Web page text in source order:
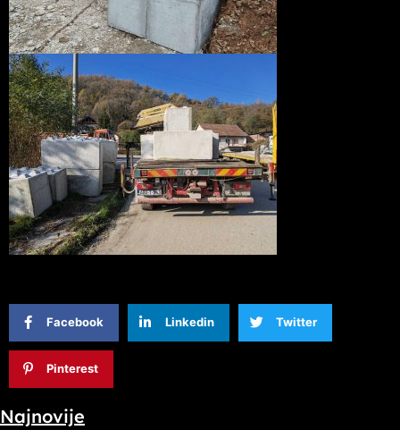
Facebook Linkedin Twitter
Pinterest
Najnovije